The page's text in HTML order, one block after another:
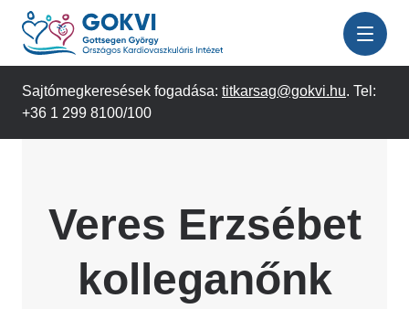
Ugrás
tartalomra
Sajtómegkeresések fogadása: titkarsag@gokvi.hu. Tel:
+36 1 299 8100/100
Veres Erzsébet
kolleganőnk